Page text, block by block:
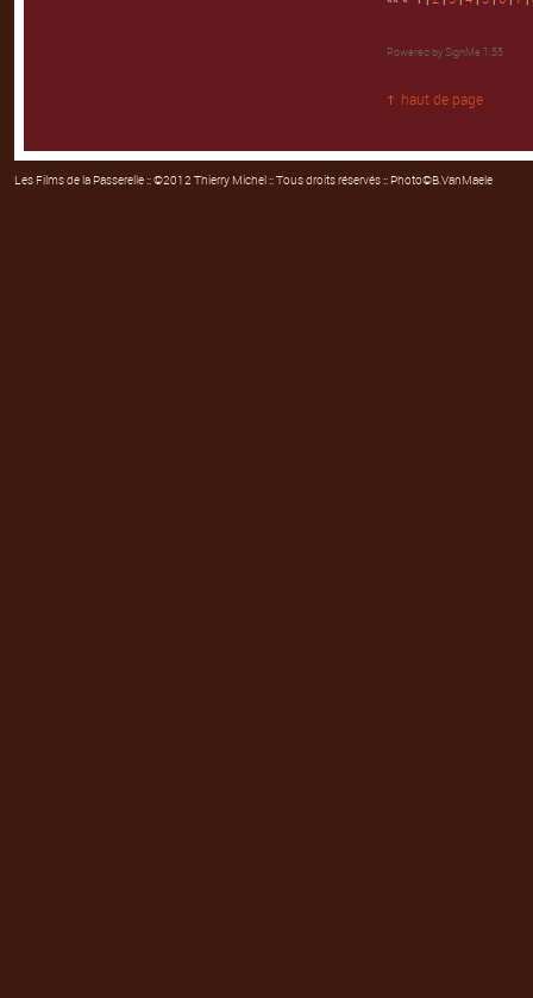
Powered by SignMe 1.55
haut de page
Les Films de la Passerelle:: ©2012 Thierry Michel :: Tous droits réservés :: Photo©B.VanMaele